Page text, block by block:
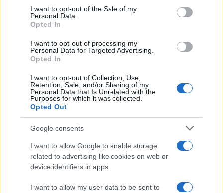
consent section.
I want to opt-out of the Sale of my
Personal Data.
Opted In
I want to opt-out of processing my
Personal Data for Targeted Advertising.
Opted In
I want to opt-out of Collection, Use,
Retention, Sale, and/or Sharing of my
Personal Data that Is Unrelated with the
Purposes for which it was collected.
Opted Out
Google consents
I want to allow Google to enable storage
related to advertising like cookies on web or
device identifiers in apps.
I want to allow my user data to be sent to
Laureata all'Università di Genova, conserva
un archivio di fotografie d'epoca della città.